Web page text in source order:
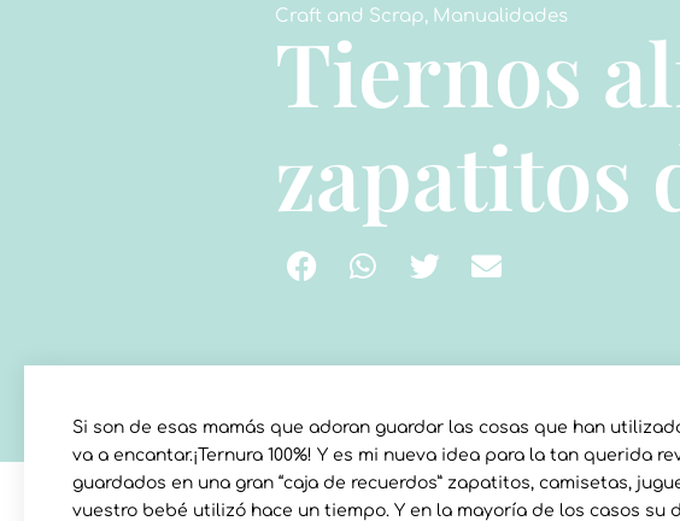
Craft and Scrap, Manualidades
Tiernos
zapatitos
Si son de esas mamás que adoran guardar las cosas que han
va a encantar.¡Ternura 100%! Y es mi nueva idea para la tan querida
guardados en una gran “caja de recuerdos” zapatitos, camisetas,
vuestro bebé utilizó hace un tiempo. Y en la mayoría de los casos su